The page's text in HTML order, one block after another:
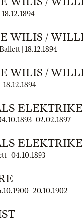
18.12.1894
WILIS /
| 18.12.1894
WILIS /
18.12.1894
–02.02.1897
| 04.10.1893
–20.10.1902